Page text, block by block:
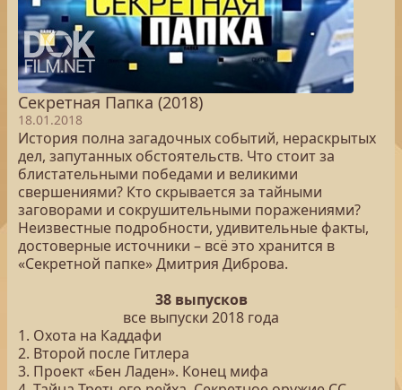
Секретная Папка (2018)
18.01.2018
История полна загадочных событий, нераскрытых
дел, запутанных обстоятельств. Что стоит за
блистательными победами и великими
свершениями? Кто скрывается за тайными
заговорами и сокрушительными поражениями?
Неизвестные подробности, удивительные факты,
достоверные источники – всё это хранится в
«Секретной папке» Дмитрия Диброва.
38 выпусков
все выпуски 2018 года
1. Охота на Каддафи
2. Второй после Гитлера
3. Проект «Бен Ладен». Конец мифа